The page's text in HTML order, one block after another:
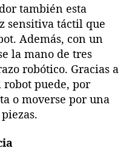
también esta
sensitiva táctil que
Además, con un
la mano de tres
robótico. Gracias a
robot puede, por
o moverse por una